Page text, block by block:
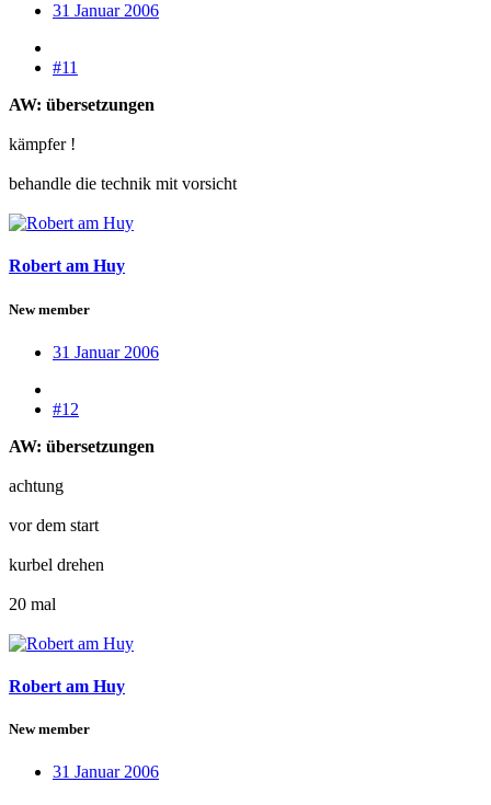
31 Januar 2006
#11
AW: übersetzungen
kämpfer !
behandle die technik mit vorsicht
Robert am Huy
New member
31 Januar 2006
#12
AW: übersetzungen
achtung
vor dem start
kurbel drehen
20 mal
Robert am Huy
New member
31 Januar 2006